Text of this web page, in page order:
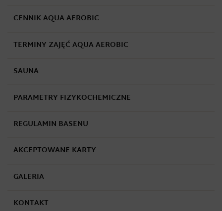
CENNIK AQUA AEROBIC
TERMINY ZAJĘĆ AQUA AEROBIC
SAUNA
PARAMETRY FIZYKOCHEMICZNE
REGULAMIN BASENU
AKCEPTOWANE KARTY
GALERIA
KONTAKT